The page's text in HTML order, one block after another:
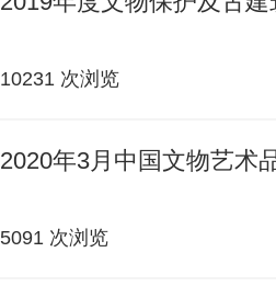
10231 次浏览
2020年3月中国文物艺术
5091 次浏览